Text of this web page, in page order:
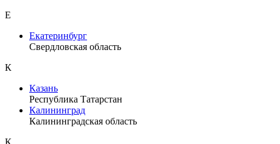
Е
Екатеринбург
Свердловская область
К
Казань
Республика Татарстан
Калининград
Калининградская область
К